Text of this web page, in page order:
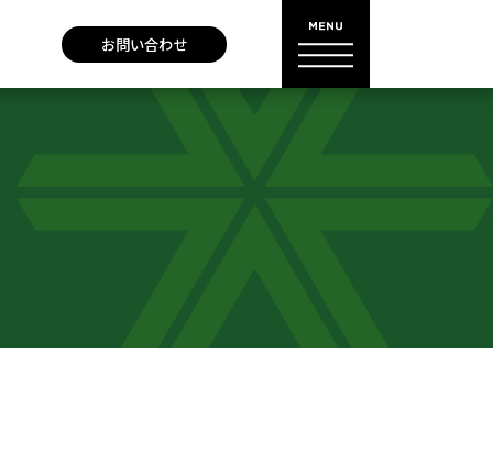
お問い合わせ